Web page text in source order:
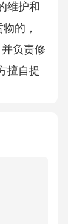
维护和
的，
负责修
擅自提
失
，每